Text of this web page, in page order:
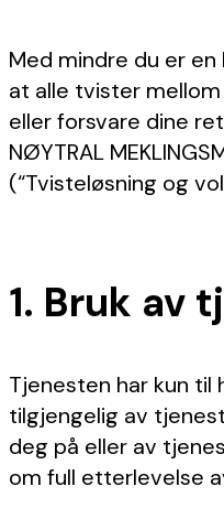
Med mindre du er
at alle tvister mellom
eller forsvare dine
NØYTRAL
(“Tvisteløsning og
1. Bruk av
Tjenesten har kun
tilgjengelig av
deg på eller av
om full etterlevelse